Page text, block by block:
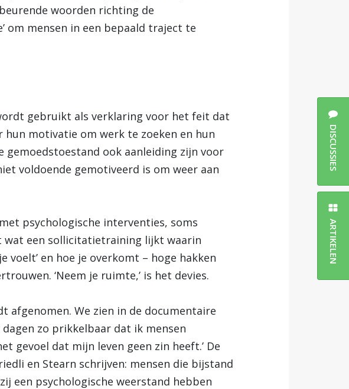
woorden richting de
om mensen in een bepaald traject te
gebruikt als verklaring voor het feit dat
motivatie om werk te zoeken en hun
gemoedstoestand ook aanleiding zijn voor
voldoende gemotiveerd is om weer aan
psychologische interventies, soms
wat een sollicitatietraining lijkt waarin
en hoe je overkomt – hoge hakken
‘Neem je ruimte,’ is het devies.
afgenomen. We zien in de documentaire
dagen zo prikkelbaar dat ik mensen
gevoel dat mijn leven geen zin heeft.’ De
en Stearn schrijven: mensen die bijstand
een psychologische weerstand hebben
DISCUSSIES
ARTIKELEN